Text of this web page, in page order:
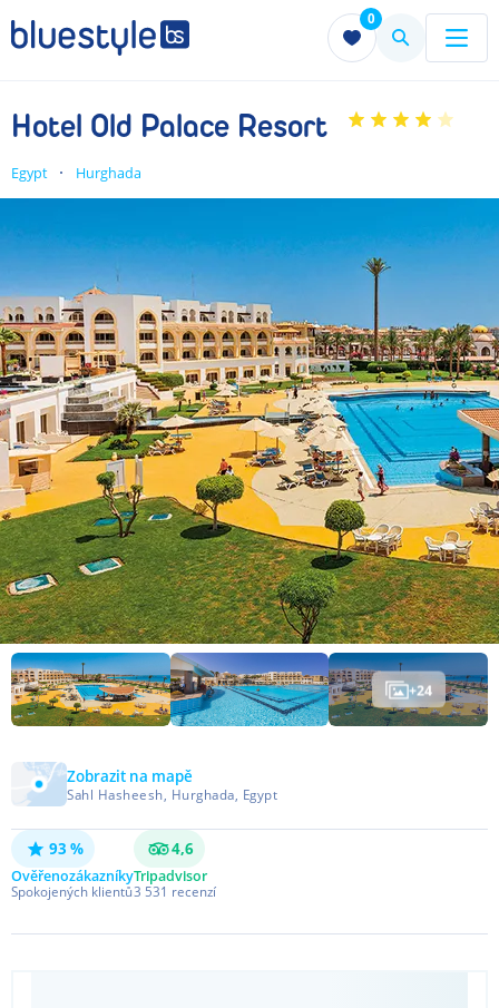
0
Menu Menu
Hotel Old Palace Resort
Egypt Hurghada
+24
Zobrazit na mapě
Sahl Hasheesh, Hurghada, Egypt
93 %
Ověřenozákazníky
Spokojených klientů
4,6
Tripadvisor
3 531 recenzí